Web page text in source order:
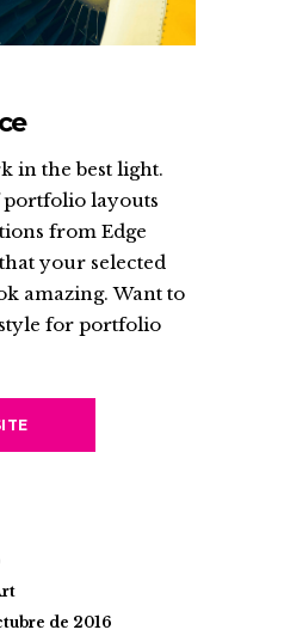
in the best light.
layouts
from Edge
your selected
amazing. Want to
for portfolio
de 2016